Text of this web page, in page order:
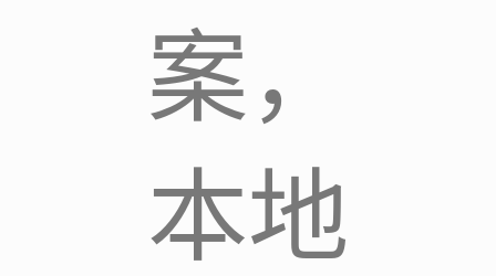
案，
本地